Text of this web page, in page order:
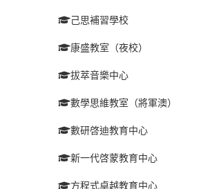
己思補習學校
康盛教室（夜校）
拔萃音樂中心
數學思維教室（將軍澳）
數研啓迪教育中心
新一代啓蒙教育中心
方程式卓越教育中心